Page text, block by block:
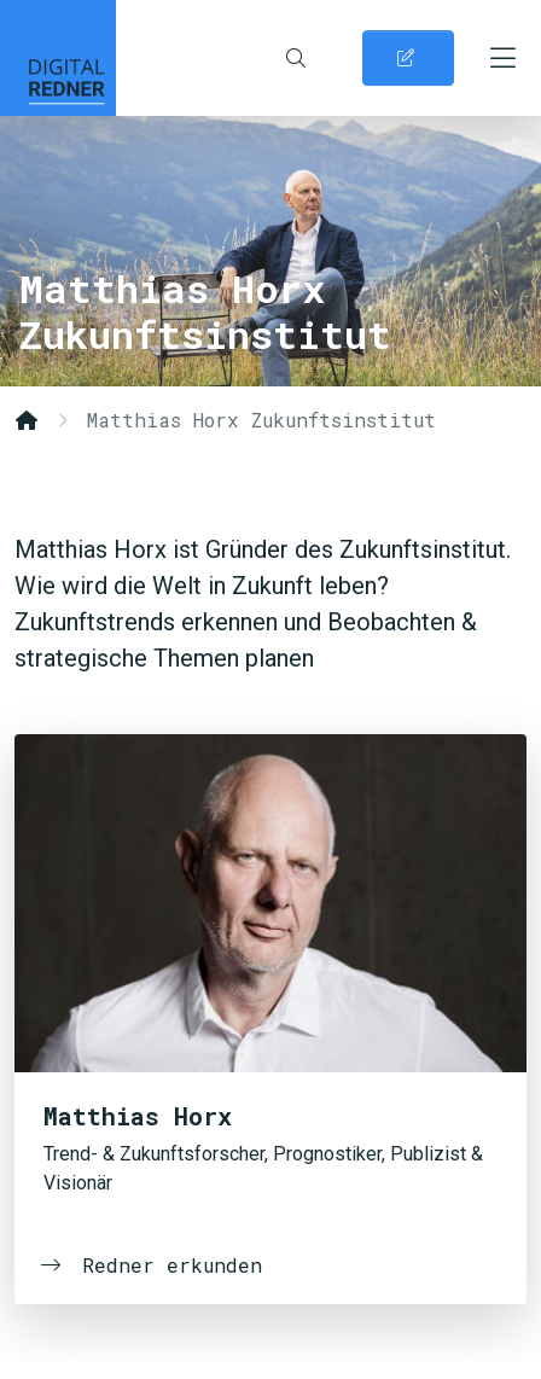
Matthias Horx
Zukunftsinstitut
Matthias Horx Zukunftsinstitut
Matthias Horx ist Gründer des Zukunftsinstitut.
Wie wird die Welt in Zukunft leben?
Zukunftstrends erkennen und Beobachten &
strategische Themen planen
Matthias Horx
Trend- & Zukunftsforscher, Prognostiker, Publizist &
Visionär
Redner erkunden
JETZT SUCHEN